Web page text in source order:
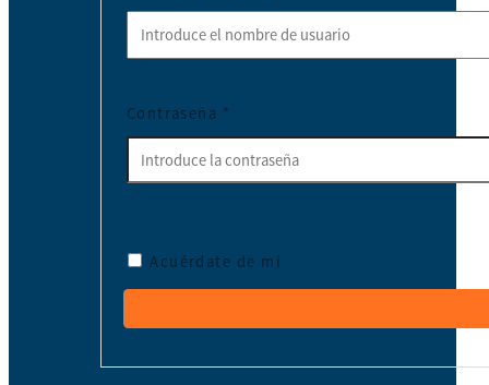
Contraseña *
Acuérdate de mí